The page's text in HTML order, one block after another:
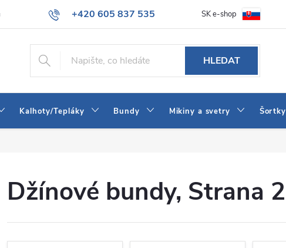
+420 605 837 535
info@jeans-shop.cz
Obchodní podmínky Naše prodejna Blog Kontakt
SK e-shop
HLEDAT
Kalhoty/Tepláky Bundy Mikiny a svetry Šortky
Džínové bundy, Strana 2